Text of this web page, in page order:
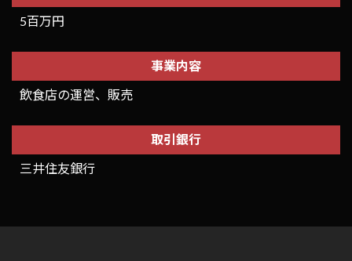
5百万円
事業内容
飲食店の運営、販売
取引銀行
三井住友銀行